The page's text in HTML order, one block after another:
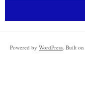
Powered by WordPress. Built on